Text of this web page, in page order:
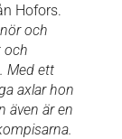
Hofors.
och
och
Med ett
axlar hon
även är en